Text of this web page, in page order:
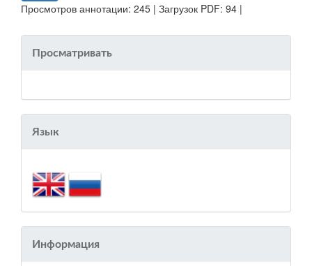
Просмотров аннотации: 245 | Загрузок PDF: 94 |
Просматривать
Язык
Информация